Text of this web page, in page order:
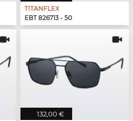
TITANFLEX
EBT 826713 - 50
132,00 €